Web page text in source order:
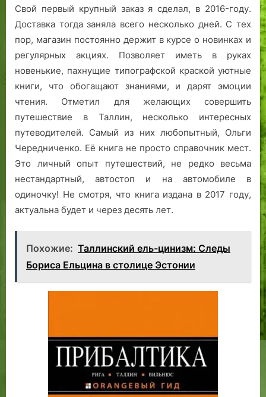
Свой первый крупный заказ я сделал, в 2016-году.
Доставка тогда заняла всего несколько дней. С тех
пор, магазин постоянно держит в курсе о новинках и
регулярных акциях. Позволяет иметь в руках
новенькие, пахнущие типографской краской уютные
книги, что обогащают знаниями, и дарят эмоции
чтения. Отметил для желающих совершить
путешествие в Таллин, несколько интересных
путеводителей. Самый из них любопытный, Ольги
Чередниченко. Её книга не просто справочник мест.
Это личный опыт путешествий, не редко весьма
нестандартный, автостоп и на автомобиле в
одиночку! Не смотря, что книга издана в 2017 году,
актуальна будет и через десять лет.
Похожие: Таллинский ель-цинизм: Следы
Бориса Ельцина в столице Эстонии